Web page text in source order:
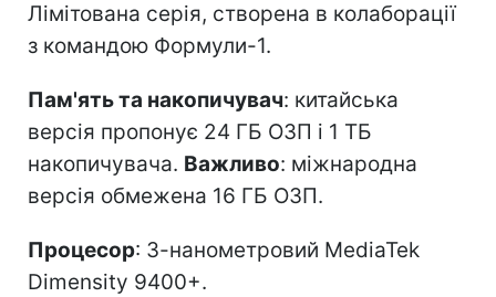
Лімітована серія, створена в колаборації
з командою Формули-1.
Пам'ять та накопичувач: китайська
версія пропонує 24 ГБ ОЗП і 1 ТБ
накопичувача. Важливо: міжнародна
версія обмежена 16 ГБ ОЗП.
Процесор: 3-нанометровий MediaTek
Dimensity 9400+.